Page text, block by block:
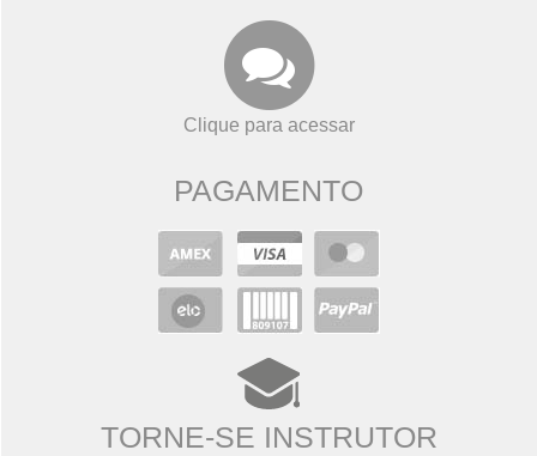
Clique para acessar
PAGAMENTO
TORNE-SE INSTRUTOR